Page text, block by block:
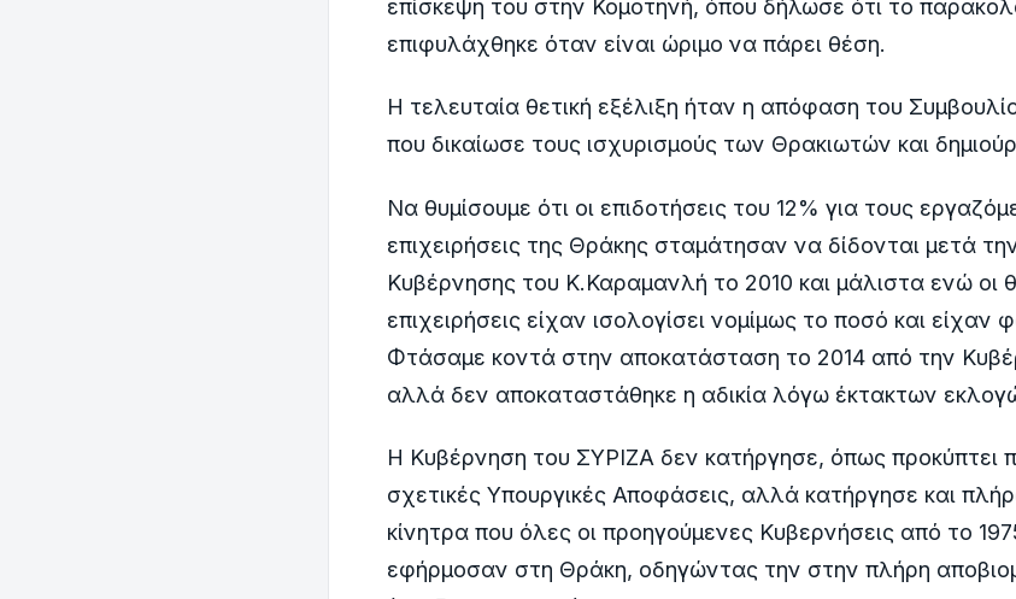
επίσκεψη του στην Κομοτηνή, όπου δήλωσε ότι το
επιφυλάχθηκε όταν είναι ώριμο να πάρει θέση.
Η τελευταία θετική εξέλιξη ήταν η απόφαση του
που δικαίωσε τους ισχυρισμούς των Θρακιωτών και
Να θυμίσουμε ότι οι επιδοτήσεις του 12% για τους
επιχειρήσεις της Θράκης σταμάτησαν να δίδονται μετά
Κυβέρνησης του Κ.Καραμανλή το 2010 και μάλιστα ενώ οι
επιχειρήσεις είχαν ισολογίσει νομίμως το ποσό και είχαν
Φτάσαμε κοντά στην αποκατάσταση το 2014 από την
αλλά δεν αποκαταστάθηκε η αδικία λόγω έκτακτων
Η Κυβέρνηση του ΣΥΡΙΖΑ δεν κατήργησε, όπως προκύπτει
σχετικές Υπουργικές Αποφάσεις, αλλά κατήργησε και
κίνητρα που όλες οι προηγούμενες Κυβερνήσεις από το
εφήρμοσαν στη Θράκη, οδηγώντας την στην πλήρη